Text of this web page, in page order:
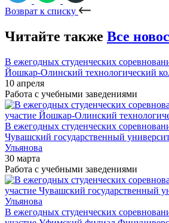
Возврат к списку
Читайте также Все
В ежегодных студенческих
Йошкар-Олинский технологический
10 апреля
Работа с учебными заведениями
В ежегодных студенческих
Чувашский государственный
Ульянова
30 марта
Работа с учебными заведениями
В ежегодных студенческих